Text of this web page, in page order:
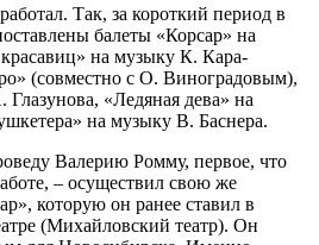
Так, за короткий период в
балеты «Корсар» на
на музыку К. Кара-
(совместно с О. Виноградовым),
«Ледяная дева» на
на музыку В. Баснера.
Валерию Ромму, первое, что
‒ осуществил свою же
которую он ранее ставил в
(Михайловский театр). Он